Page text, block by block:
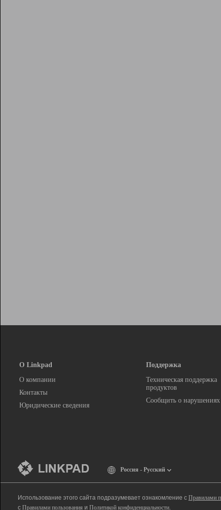
О Linkpad
О компании
Контакты
Юридические сведения
Поддержка
Техническая поддержка
продуктов
Сообщить о нарушениях
Россия - Русский
Использование этого сайта подразумевает ознакомление с Правилами
с Правилами пользования и Политикой конфиденциальности.